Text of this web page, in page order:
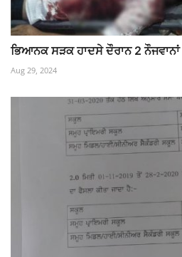
ਭਿਆਨਕ ਸੜਕ ਹਾਦਸੇ ਦੌਰਾਨ 2
Aug 29, 2024